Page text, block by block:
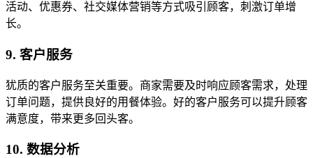
活动、优惠券、社交媒体营销等方式吸引顾客，刺激订单增
长。
9. 客户服务
犹质的客户服务至关重要。商家需要及时响应顾客需求，处理
订单问题，提供良好的用餐体验。好的客户服务可以提升顾客
满意度，带来更多回头客。
10. 数据分析